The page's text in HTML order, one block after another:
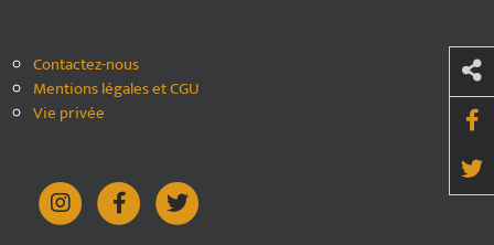
Contactez-nous
Mentions légales et CGU
Vie privée